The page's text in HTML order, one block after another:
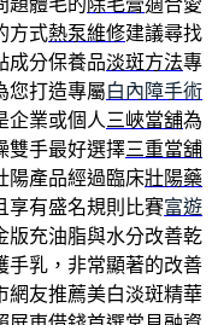
方式熱泵維修建議尋找
成分保養品淡斑方法專
您打造專屬白內障手術
企業或個人 三峽當舖為
雙手最好選擇三重當舖
陽產品經過臨床壯陽藥
享有盛名規則比賽富遊
版充油脂與水分改善乾
手乳，非常顯著的改善
網友推薦美白淡斑精華